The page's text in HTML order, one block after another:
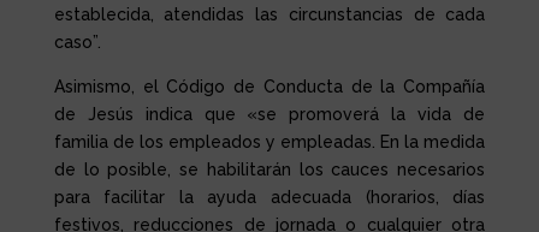
establecida, atendidas las circunstancias de cada
caso”.
Asimismo, el Código de Conducta de la Compañía
de Jesús indica que «se promoverá la vida de
familia de los empleados y empleadas. En la medida
de lo posible, se habilitarán los cauces necesarios
para facilitar la ayuda adecuada (horarios, días
festivos, reducciones de jornada o cualquier otra